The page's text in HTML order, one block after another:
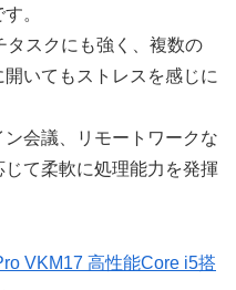
。
タスクにも強く、複数の
いてもストレスを感じに
会議、リモートワークな
て柔軟に処理能力を発揮
VKM17 高性能Core i5搭